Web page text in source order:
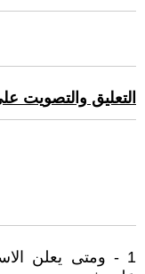
التعليق والتصويت
1 - ومتى يعلن